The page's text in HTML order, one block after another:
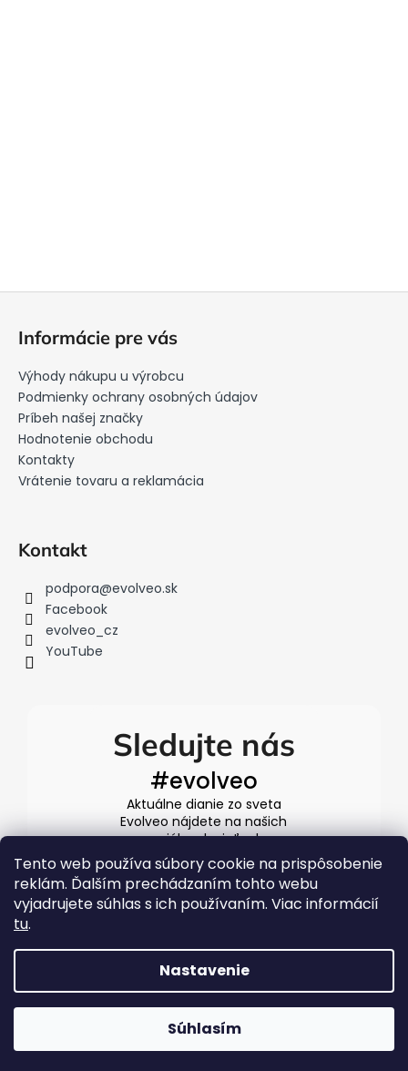
Tento web používa súbory cookie na prispôsobenie
reklám. Ďalším prechádzaním tohto webu
vyjadrujete súhlas s ich používaním. Viac informácií
tu.
Nastavenie
Súhlasím
Informácie pre vás
Výhody nákupu u výrobcu
Podmienky ochrany osobných údajov
Príbeh našej značky
Hodnotenie obchodu
Kontakty
Vrátenie tovaru a reklamácia
Kontakt
podpora@evolveo.sk
Facebook
evolveo_cz
YouTube
Sledujte nás
#evolveo
Aktuálne dianie zo sveta
Evolveo nájdete na našich
sociálnych sieťach
EVOLVEO.sk. Všetky práva vyhradené.